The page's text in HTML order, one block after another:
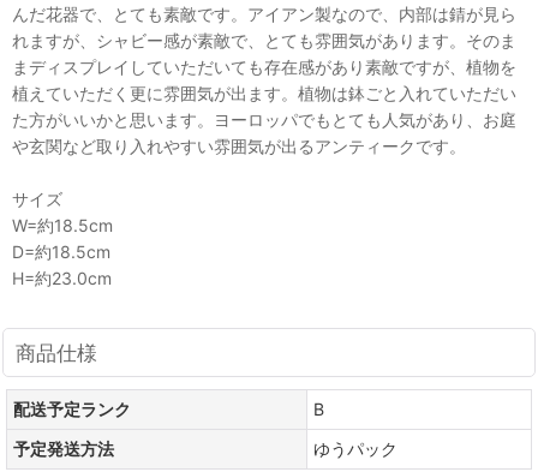
んだ花器で、とても素敵です。アイアン製なので、内部は錆が見ら
れますが、シャビー感が素敵で、とても雰囲気があります。そのま
まディスプレイしていただいても存在感があり素敵ですが、植物を
植えていただく更に雰囲気が出ます。植物は鉢ごと入れていただい
た方がいいかと思います。ヨーロッパでもとても人気があり、お庭
や玄関など取り入れやすい雰囲気が出るアンティークです。
サイズ
W=約18.5cm
D=約18.5cm
H=約23.0cm
商品仕様
配送予定ランク
B
予定発送方法
ゆうパック